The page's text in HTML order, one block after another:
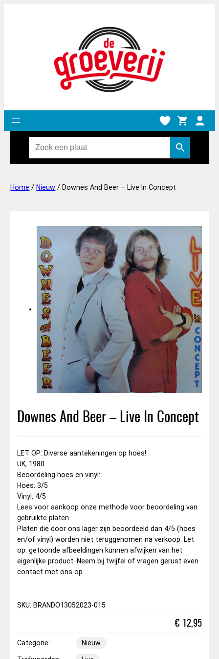
Home / Nieuw / Downes And Beer – Live In Concept
Downes And Beer – Live In Concept
LET OP: Diverse aantekeningen op hoes!
UK, 1980
Beoordeling hoes en vinyl:
Hoes: 3/5
Vinyl: 4/5
Lees voor aankoop onze methode voor beoordeling van
gebruikte platen.
Platen die door ons lager zijn beoordeeld dan 4/5 (hoes
en/of vinyl) worden niet teruggenomen na verkoop. Let
op: getoonde afbeeldingen kunnen afwijken van het
eigenlijke product. Neem bij twijfel of vragen gerust even
contact met ons op.
SKU: BRANDO13052023-015
€ 12,95
Categorie: Nieuw